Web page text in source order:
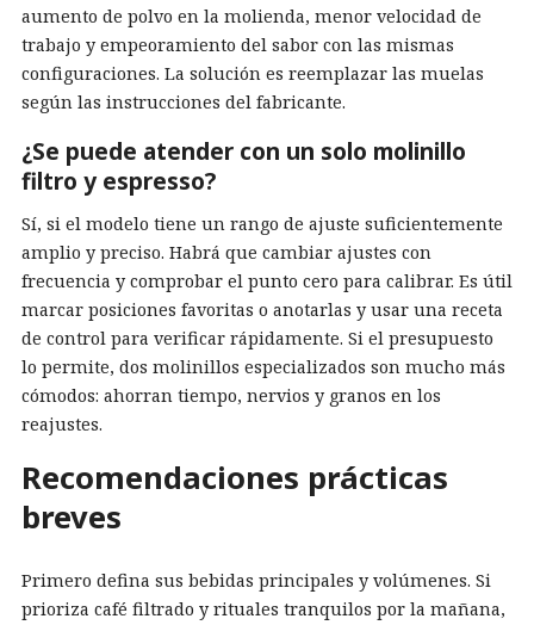
aumento de polvo en la molienda, menor velocidad de
trabajo y empeoramiento del sabor con las mismas
configuraciones. La solución es reemplazar las muelas
según las instrucciones del fabricante.
¿Se puede atender con un solo molinillo
filtro y espresso?
Sí, si el modelo tiene un rango de ajuste suficientemente
amplio y preciso. Habrá que cambiar ajustes con
frecuencia y comprobar el punto cero para calibrar. Es útil
marcar posiciones favoritas o anotarlas y usar una receta
de control para verificar rápidamente. Si el presupuesto
lo permite, dos molinillos especializados son mucho más
cómodos: ahorran tiempo, nervios y granos en los
reajustes.
Recomendaciones prácticas
breves
Primero defina sus bebidas principales y volúmenes. Si
prioriza café filtrado y rituales tranquilos por la mañana,